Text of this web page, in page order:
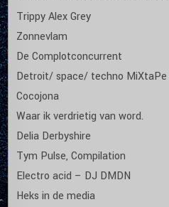
Trippy Alex Grey
Zonnevlam
De Complotconcurrent
Detroit/ space/ techno MiXtaPe
Cocojona
Waar ik verdrietig van word.
Delia Derbyshire
Tym Pulse, Compilation
Electro acid – DJ DMDN
Heks in de media